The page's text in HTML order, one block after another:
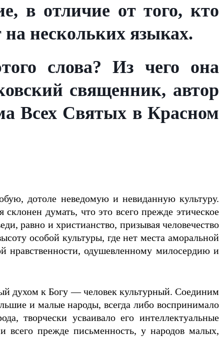
в отличие от того, кто
нескольких языках.
слова? Из чего она
священник, автор
Всех Святых в Красном
дотоле неведомую и невиданную культуру.
думать, что это всего прежде этическое
равно и христианство, призывая человечество
особой культуры, где нет места аморальной
нравственности, одушевленному милосердию и
духом к Богу — человек культурный. Соединим
и малые народы, всегда либо воспринимало
творчески усваивало его интеллектуальные
всего прежде письменность, у народов малых,